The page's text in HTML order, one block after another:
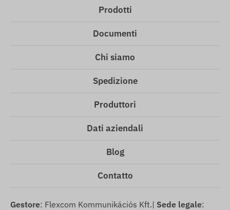
Prodotti
Documenti
Chi siamo
Spedizione
Produttori
Dati aziendali
Blog
Contatto
Gestore: Flexcom Kommunikációs Kft.| Sede legale: